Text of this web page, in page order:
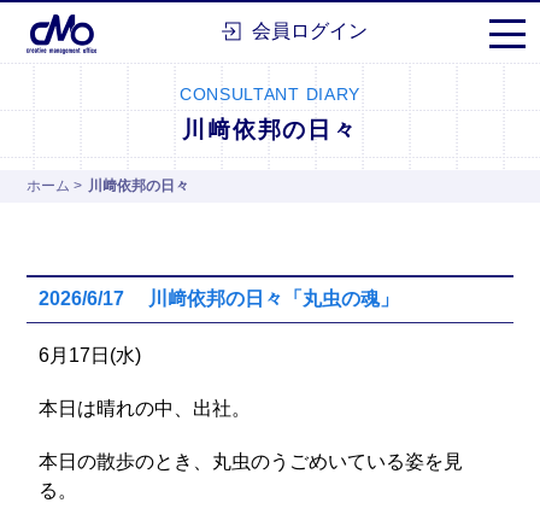
株式会社シーエムオー会員ログイン
CONSULTANT DIARY
川﨑依邦の日々
ホーム > 川﨑依邦の日々
2026/6/17 川﨑依邦の日々「丸虫の魂」
6月17日(水)
本日は晴れの中、出社。
本日の散歩のとき、丸虫のうごめいている姿を見
る。